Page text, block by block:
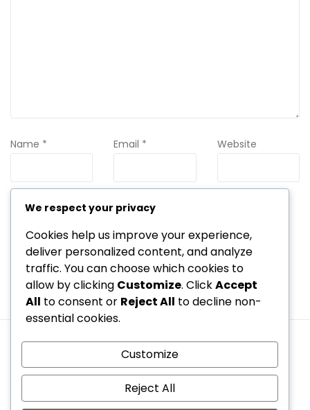
Name * Email * Website
Save my name, email, and website in this browser for the
Kas mēs esam
Sazinieties
Datu aizsardzības politika
Noteikumi un nosacījumi
Sīkdatņu politika
We respect your privacy
Cookies help us improve your experience,
deliver personalized content, and analyze
traffic. You can choose which cookies to
allow by clicking Customize. ClickAccept
All to consent or Reject All to decline non-
essential cookies.
Customize
Reject All